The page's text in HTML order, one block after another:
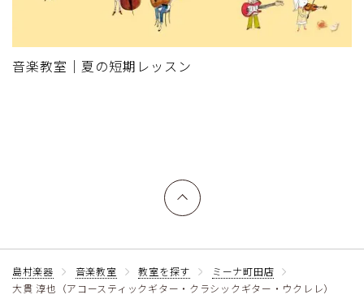
音楽教室｜夏の短期レッスン
上へ戻る
島村楽器 音楽教室 教室を探す
ミーナ町田店
大貫 淳也（アコースティックギター・クラシックギター・ウクレレ）